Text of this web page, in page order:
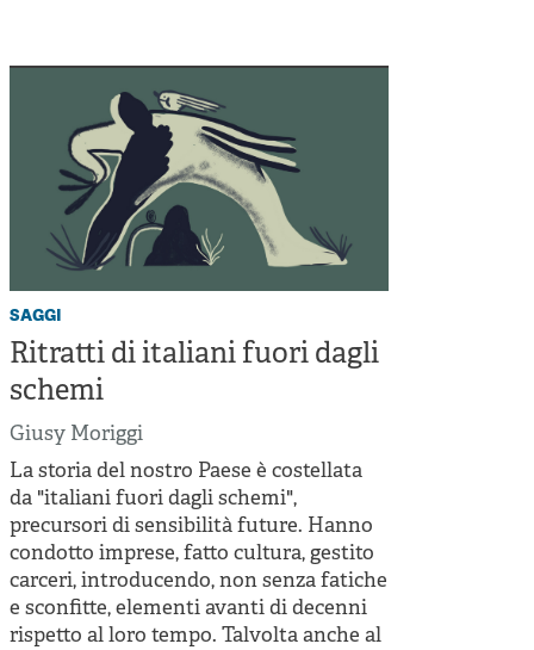
saggi
Ritratti di italiani fuori dagli
schemi
Giusy Moriggi
La storia del nostro Paese è costellata
da "italiani fuori dagli schemi",
precursori di sensibilità future. Hanno
condotto imprese, fatto cultura, gestito
carceri, introducendo, non senza fatiche
e sconfitte, elementi avanti di decenni
rispetto al loro tempo. Talvolta anche al